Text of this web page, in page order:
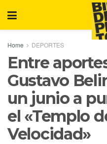
Home DEPORTES
Entre
Gustavo
un junio a
el «Templo
Velocidad»